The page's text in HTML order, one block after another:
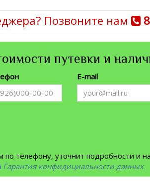
Позвоните нам
путевки и
E-mail
телефону, уточнит подробности и
Гарантия конфидициальности данных